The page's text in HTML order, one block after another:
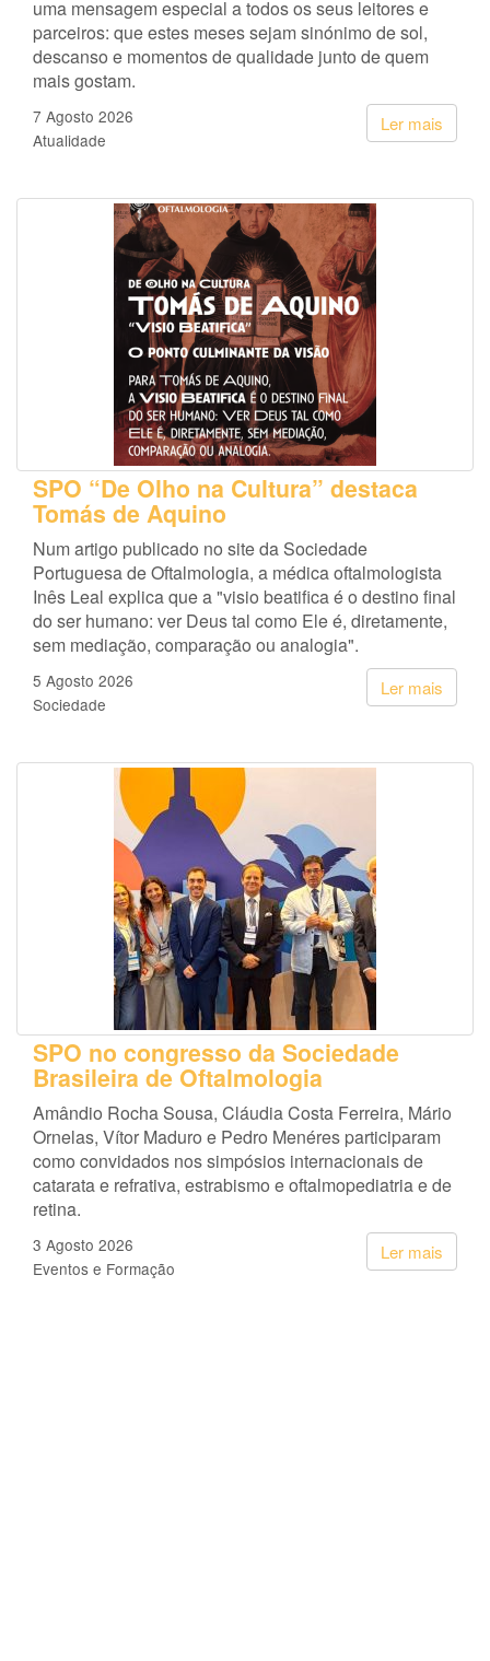
uma mensagem especial a todos os seus leitores e
parceiros: que estes meses sejam sinónimo de sol,
descanso e momentos de qualidade junto de quem
mais gostam.
Ler mais
7 Agosto 2026
Atualidade
SPO “De Olho na Cultura” destaca
Tomás de Aquino
Num artigo publicado no site da Sociedade
Portuguesa de Oftalmologia, a médica oftalmologista
Inês Leal explica que a "visio beatifica é o destino final
do ser humano: ver Deus tal como Ele é, diretamente,
sem mediação, comparação ou analogia".
Ler mais
5 Agosto 2026
Sociedade
SPO no congresso da Sociedade
Brasileira de Oftalmologia
Amândio Rocha Sousa, Cláudia Costa Ferreira, Mário
Ornelas, Vítor Maduro e Pedro Menéres participaram
como convidados nos simpósios internacionais de
catarata e refrativa, estrabismo e oftalmopediatria e de
retina.
Ler mais
3 Agosto 2026
Eventos e Formação